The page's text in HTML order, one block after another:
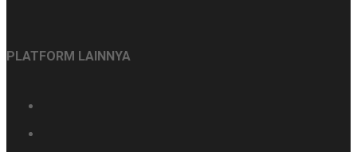
PLATFORM LAINNYA